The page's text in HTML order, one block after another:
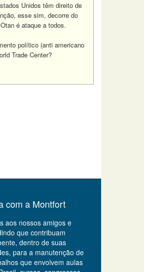
Unidos têm direito de
esse sim, decorre do
é ataque a todos.
político (anti americano
Trade Center?
com a Montfort
aos nossos amigos e
que contribuam
dentro de suas
para a manutenção de
que envolvem aulas